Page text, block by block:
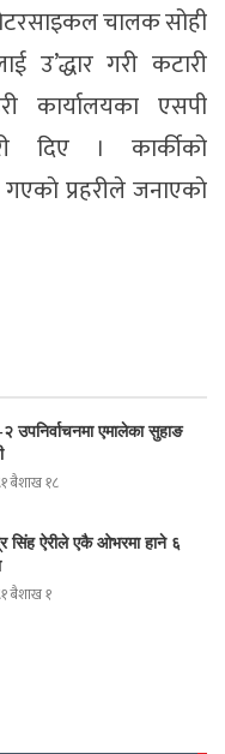
चालक सोही
उ’द्धार गरी कटारी
कार्यालयका एसपी
दिए । कार्कीको
प्रहरीले जनाएकाे
उपनिर्वाचनमा एमालेका सुहाङ
बैशाख १८
सिंह ऐरीले एकै ओभरमा हाने ६
बैशाख १